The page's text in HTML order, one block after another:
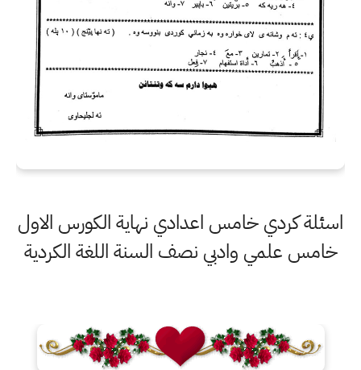
اسئلة كردي خامس اعدادي نهاية الكورس الاول
خامس علمي وادبي نصف السنة اللغة الكردية